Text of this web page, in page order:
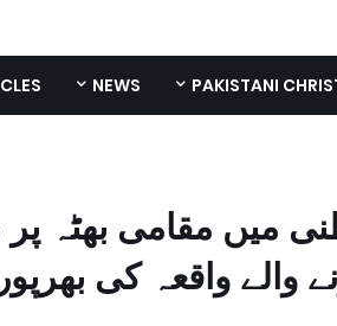
PAKISTANI
NEWS
میں مقامی بھٹہ
والے واقعہ کی